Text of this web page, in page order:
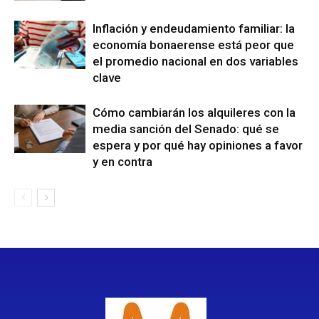
Inflación y endeudamiento familiar: la
economía bonaerense está peor que
el promedio nacional en dos variables
clave
Cómo cambiarán los alquileres con la
media sanción del Senado: qué se
espera y por qué hay opiniones a favor
y en contra